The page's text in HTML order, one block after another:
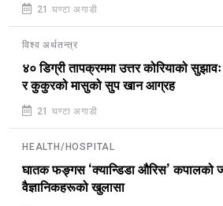
21 घण्टा अगाडी
विश्व अर्थतन्त्र
४० डिग्री तापक्रममा उत्तर कोरियाको सुझावः
र कुकुरको मासुको सुप खान आग्रह
21 घण्टा अगाडी
HEALTH/HOSPITAL
घातक फङ्गस ‘क्यान्डिडा औरिस’ कपालको
वैज्ञानिकहरूको खुलासा